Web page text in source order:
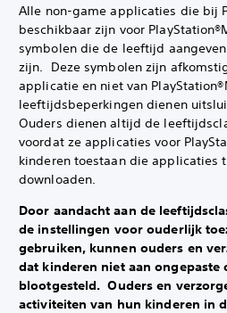
Alle non-game applicaties die bij
beschikbaar zijn voor
symbolen die de leeftijd
zijn. ‎ Deze symbolen zijn
applicatie en niet van
leeftijdsbeperkingen dienen
Ouders dienen altijd de
voordat ze applicaties voor
kinderen toestaan die applicaties
downloaden.
Door aandacht aan de
de instellingen voor ouderlijk
gebruiken, kunnen ouders en
dat kinderen niet aan
blootgesteld. ‎ Ouders en
activiteiten van hun kinderen in